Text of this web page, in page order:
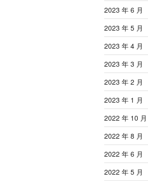
2023 年 6 月
2023 年 5 月
2023 年 4 月
2023 年 3 月
2023 年 2 月
2023 年 1 月
2022 年 10 月
2022 年 8 月
2022 年 6 月
2022 年 5 月